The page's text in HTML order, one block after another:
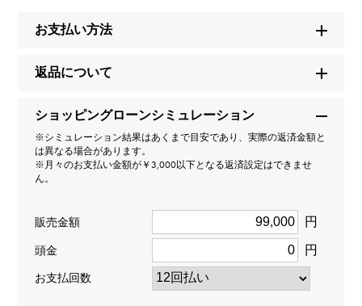
アルファプティ
型番
タイプ
男女兼用
種類
ピアス片方
イニシャル × ピアス片方
お支払い方法
返品について
ショッピングローンシミュレーション
※シミュレーション結果はあくまで目安であり、実際の返済金額と
は異なる場合があります。
※月々のお支払い金額が￥3,000以下となる返済設定はできませ
ん。
販売金額 円
頭金 円
お支払回数